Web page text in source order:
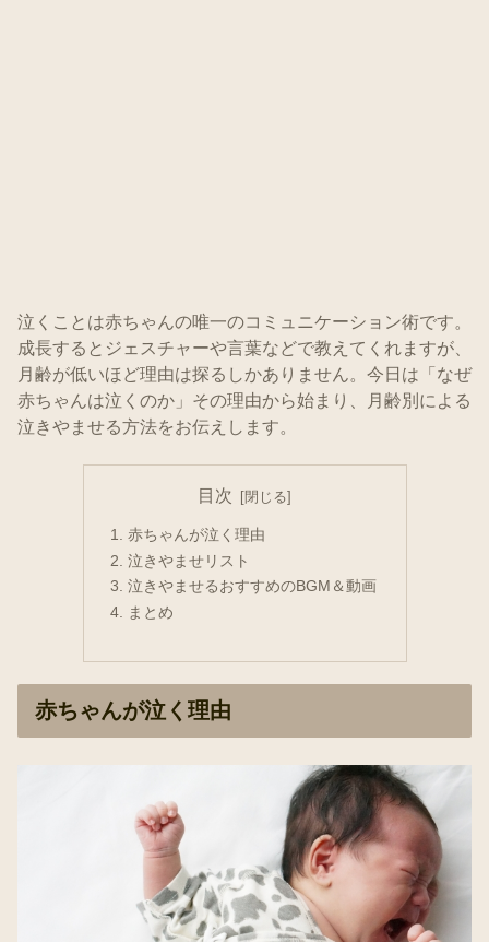
泣くことは赤ちゃんの唯一のコミュニケーション術です。
成長するとジェスチャーや言葉などで教えてくれますが、
月齢が低いほど理由は探るしかありません。今日は「なぜ
赤ちゃんは泣くのか」その理由から始まり、月齢別による
泣きやませる方法をお伝えします。
目次
赤ちゃんが泣く理由
泣きやませリスト
泣きやませるおすすめのBGM＆動画
まとめ
赤ちゃんが泣く理由